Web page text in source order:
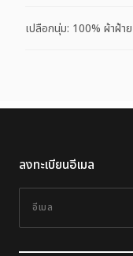
เปลือกนุ่ม: 100% ผ้าฝ้าย
ลงทะเบียนอีเมล